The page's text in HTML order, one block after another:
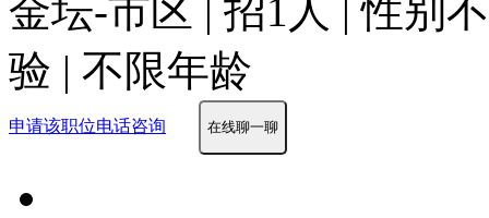
金坛-市区 | 招1人 | 性别
验 | 不限年龄
申请该职位电话咨询 在线聊一聊